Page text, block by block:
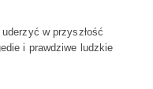
w przyszłość
i prawdziwe ludzkie